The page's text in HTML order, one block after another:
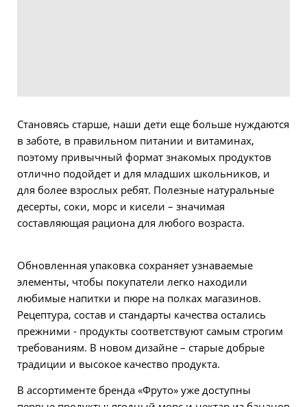
Становясь старше, наши дети еще больше нуждаются
в заботе, в правильном питании и витаминах,
поэтому привычный формат знакомых продуктов
отлично подойдет и для младших школьников, и
для более взрослых ребят. Полезные натуральные
десерты, соки, морс и кисели – значимая
составляющая рациона для любого возраста.
Обновленная упаковка сохраняет узнаваемые
элементы, чтобы покупатели легко находили
любимые напитки и пюре на полках магазинов.
Рецептура, состав и стандарты качества остались
прежними - продукты соответствуют самым строгим
требованиям. В новом дизайне – старые добрые
традиции и высокое качество продукта.
В ассортименте бренда «Фруто» уже доступны